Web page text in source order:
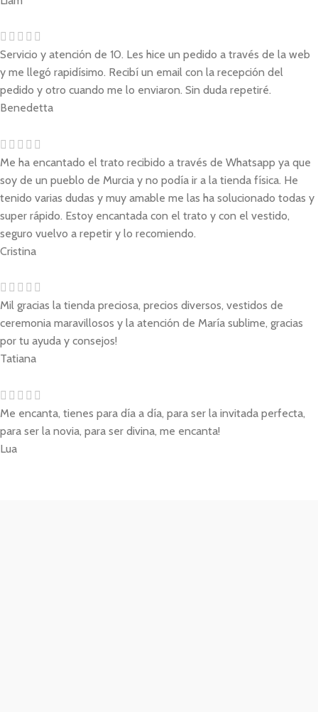
Servicio y atención de 10. Les hice un pedido a través de la web
y me llegó rapidísimo. Recibí un email con la recepción del
pedido y otro cuando me lo enviaron. Sin duda repetiré.
Benedetta
Me ha encantado el trato recibido a través de Whatsapp ya que
soy de un pueblo de Murcia y no podía ir a la tienda física. He
tenido varias dudas y muy amable me las ha solucionado todas y
super rápido. Estoy encantada con el trato y con el vestido,
seguro vuelvo a repetir y lo recomiendo.
Cristina
Mil gracias la tienda preciosa, precios diversos, vestidos de
ceremonia maravillosos y la atención de María sublime, gracias
por tu ayuda y consejos!
Tatiana
Me encanta, tienes para día a día, para ser la invitada perfecta,
para ser la novia, para ser divina, me encanta!
Lua